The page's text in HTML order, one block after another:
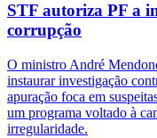
STF autoriza PF a
corrupção
O ministro André
instaurar investigação
apuração foca em
um programa voltado à
irregularidade.